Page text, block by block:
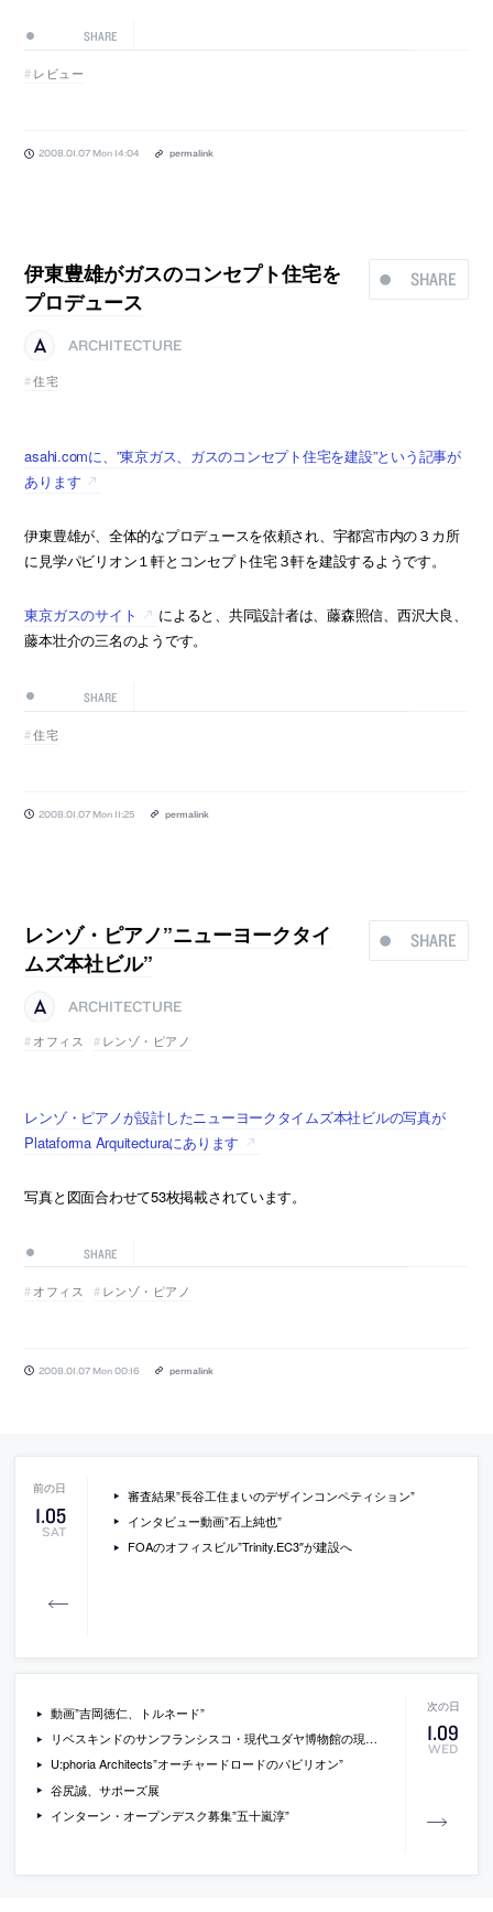
SHARE
レビュー
2008.01.07 Mon 14:04 permalink
SHARE
伊東豊雄がガスのコンセプト住宅を
プロデュース
ARCHITECTURE
住宅
asahi.comに、”東京ガス、ガスのコンセプト住宅を建設”という記事が
あります
伊東豊雄が、全体的なプロデュースを依頼され、宇都宮市内の３カ所
に見学パビリオン１軒とコンセプト住宅３軒を建設するようです。
東京ガスのサイト
によると、共同設計者は、藤森照信、西沢大良、
藤本壮介の三名のようです。
SHARE
住宅
2008.01.07 Mon 11:25 permalink
SHARE
レンゾ・ピアノ”ニューヨークタイ
ムズ本社ビル”
ARCHITECTURE
オフィス
レンゾ・ピアノ
レンゾ・ピアノが設計したニューヨークタイムズ本社ビルの写真が
Plataforma Arquitecturaにあります
写真と図面合わせて53枚掲載されています。
SHARE
オフィス レンゾ・ピアノ
2008.01.07 Mon 00:16 permalink
1.05
SAT
審査結果”長谷工住まいのデザインコンペティション”
インタビュー動画”石上純也”
FOAのオフィスビル”Trinity.EC3″が建設へ
1.09
WED
動画”吉岡徳仁、トルネード”
リベスキンドのサンフランシスコ・現代ユダヤ博物館の現場写真
U:phoria Architects”オーチャードロードのパビリオン”
谷尻誠、サポーズ展
インターン・オープンデスク募集”五十嵐淳”